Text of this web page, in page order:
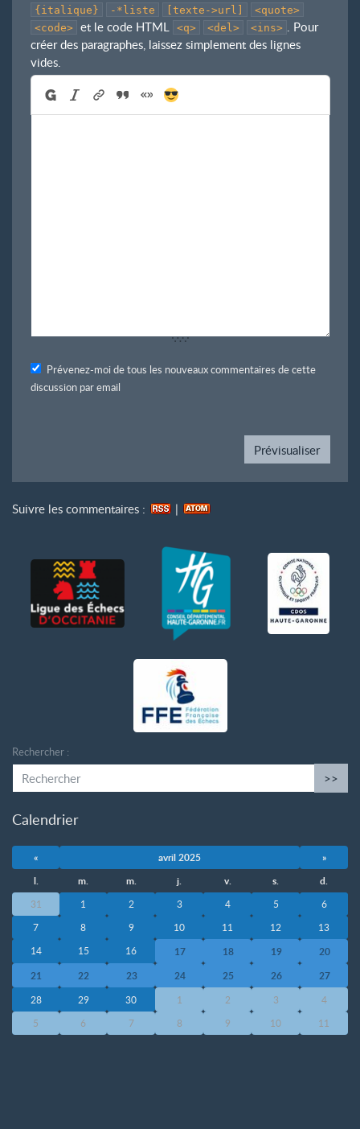
{italique}
-*liste [texte->url]
<quote>
<code>
et le code HTML <q> <del> <ins>
. Pour
créer des paragraphes, laissez simplement des lignes
vides.
Prévenez-moi de tous les nouveaux commentaires de cette
discussion par email
Suivre les commentaires : |
Rechercher :
>>
Calendrier
« avril 2025
»
l.
m. m. j. v. s. d.
31 1 2 3 4 5
6
7
8 9 10 11 12
13
14
15 16 17 18 19
20
21
22 23 24 25 26 27
28 29 30 1 2 3
4
5
6 7 8 9 10 11